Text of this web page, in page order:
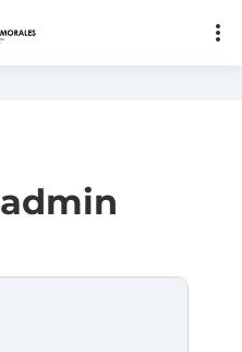
more_vert
admin